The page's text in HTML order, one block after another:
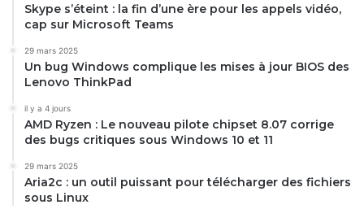
Skype s’éteint : la fin d’une ère pour les appels vidéo,
cap sur Microsoft Teams
29 mars 2025
Un bug Windows complique les mises à jour BIOS des
Lenovo ThinkPad
il y a 4 jours
AMD Ryzen : Le nouveau pilote chipset 8.07 corrige
des bugs critiques sous Windows 10 et 11
29 mars 2025
Aria2c : un outil puissant pour télécharger des fichiers
sous Linux